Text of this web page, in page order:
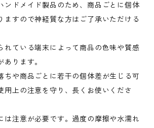
ンドメイド製品のため、商品ごとに個体
ますので神経質な方はご了承いただける
れている端末によって商品の色味や質感
ります。
ちや商品ごとに若干の個体差が生じる可
用上の注意を守り、長くお使いくださ
は注意が必要です。過度の摩擦や水濡れ